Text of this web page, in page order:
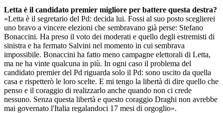
Letta è il candidato premier migliore per battere questa destra?
«Letta è il segretario del Pd: decida lui. Fossi al suo posto sceglierei
uno bravo a vincere elezioni che sembravano già perse: Stefano
Bonaccini. Ha preso il voto dei moderati e quello degli estremisti di
sinistra e ha fermato Salvini nel momento in cui sembrava
impossibile. Bonaccini ha fatto meno campagne elettorali di Letta,
ma ne ha vinte qualcuna in più. In ogni caso il problema del
candidato premier del Pd riguarda solo il Pd: sono uscito da quella
casa e rispetterò le loro scelte. E mi tengo la libertà di dire quello che
penso e il coraggio di realizzarlo anche quando non ci crede
nessuno. Senza questa libertà e questo coraggio Draghi non avrebbe
mai governato l'Italia regalandoci 17 mesi di orgoglio».